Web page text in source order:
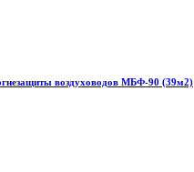
воздуховодов МБФ-90 (39м2)